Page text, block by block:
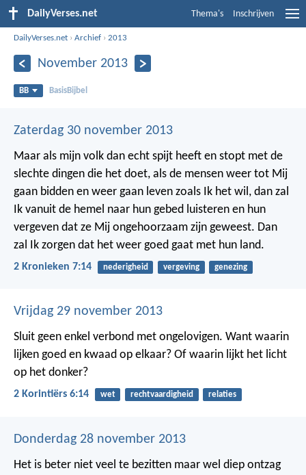
DailyVerses.net Thema's Inschrijven
DailyVerses.net ›Archief ›2013
November 2013
BB BasisBijbel
Zaterdag 30 november 2013
Maar als mijn volk dan echt spijt heeft en stopt met de
slechte dingen die het doet, als de mensen weer tot Mij
gaan bidden en weer gaan leven zoals Ik het wil, dan zal
Ik vanuit de hemel naar hun gebed luisteren en hun
vergeven dat ze Mij ongehoorzaam zijn geweest. Dan
zal Ik zorgen dat het weer goed gaat met hun land.
2 Kronieken 7:14 nederigheid vergeving genezing
Vrijdag 29 november 2013
Sluit geen enkel verbond met ongelovigen. Want waarin
lijken goed en kwaad op elkaar? Of waarin lijkt het licht
op het donker?
2 Korintiërs 6:14 wet rechtvaardigheid relaties
Donderdag 28 november 2013
Het is beter niet veel te bezitten maar wel diep ontzag